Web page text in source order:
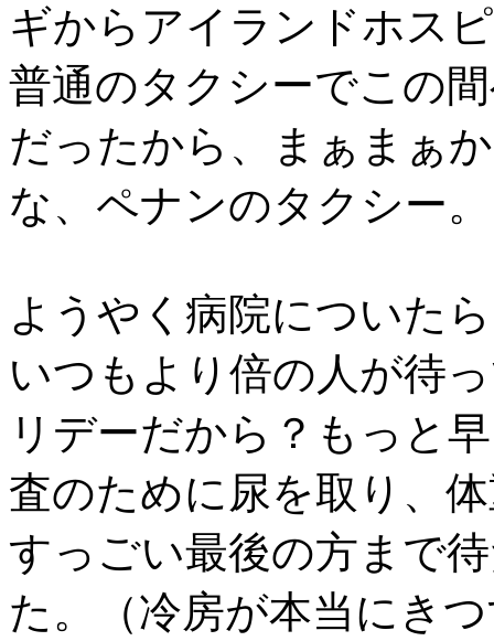
ギからアイランドホス
普通のタクシーでこの
だったから、まぁまぁ
な、ペナンのタクシー。
ようやく病院についた
いつもより倍の人が待
リデーだから？もっと
査のために尿を取り、
すっごい最後の方まで
た。（冷房が本当にき